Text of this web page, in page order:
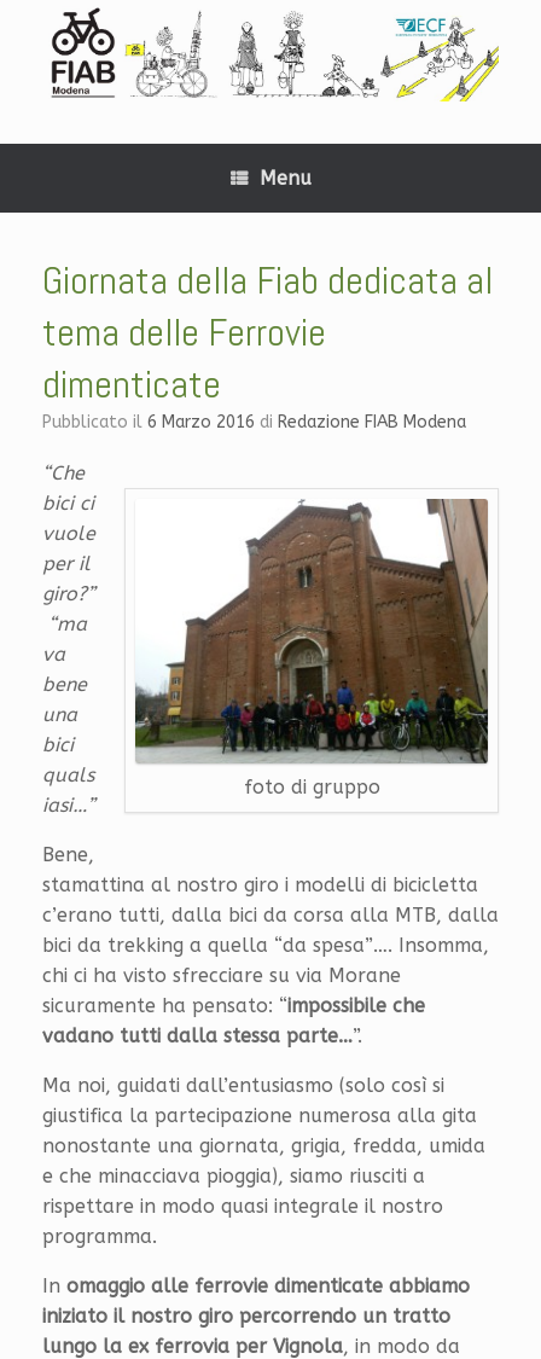
Menu
Giornata della Fiab dedicata al
tema delle Ferrovie
dimenticate
Pubblicato il 6 Marzo 2016 di Redazione FIAB Modena
foto di gruppo
“Che
bici ci
vuole
per il
giro?”
“ma
va
bene
una
bici
quals
iasi…”
Bene,
stamattina al nostro giro i modelli di bicicletta
c’erano tutti, dalla bici da corsa alla MTB, dalla
bici da trekking a quella “da spesa”…. Insomma,
chi ci ha visto sfrecciare su via Morane
sicuramente ha pensato: “impossibile che
vadano tutti dalla stessa parte…”.
Ma noi, guidati dall’entusiasmo (solo così si
giustifica la partecipazione numerosa alla gita
nonostante una giornata, grigia, fredda, umida
e che minacciava pioggia), siamo riusciti a
rispettare in modo quasi integrale il nostro
programma.
In omaggio alle ferrovie dimenticate abbiamo
iniziato il nostro giro percorrendo un tratto
lungo la ex ferrovia per Vignola, in modo da